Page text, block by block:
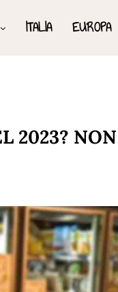
ITALIA EUROPA
2023? NON